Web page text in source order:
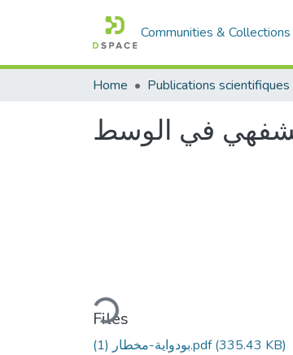
Communities & Collections
Home
الشفهي في الوسط
Loading...
Files
بودواية-مخطار (1).pdf(335.43 KB)